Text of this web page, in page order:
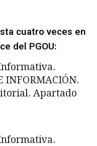
cuatro veces en
del PGOU:
INFORMACIÓN.
Apartado